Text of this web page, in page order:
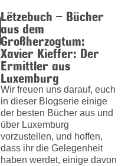
Lëtzebuch – Bücher
aus dem
Großherzogtum:
Xavier Kieffer: Der
Ermittler aus
Luxemburg
Wir freuen uns darauf, euch
in dieser Blogserie einige
der besten Bücher aus und
über Luxemburg
vorzustellen, und hoffen,
dass ihr die Gelegenheit
haben werdet, einige davon